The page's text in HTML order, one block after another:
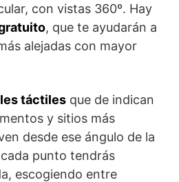
con vistas 360º. Hay
, que te ayudarán a
alejadas con mayor
táctiles que de indican
y sitios más
desde ese ángulo de la
punto tendrás
escogiendo entre